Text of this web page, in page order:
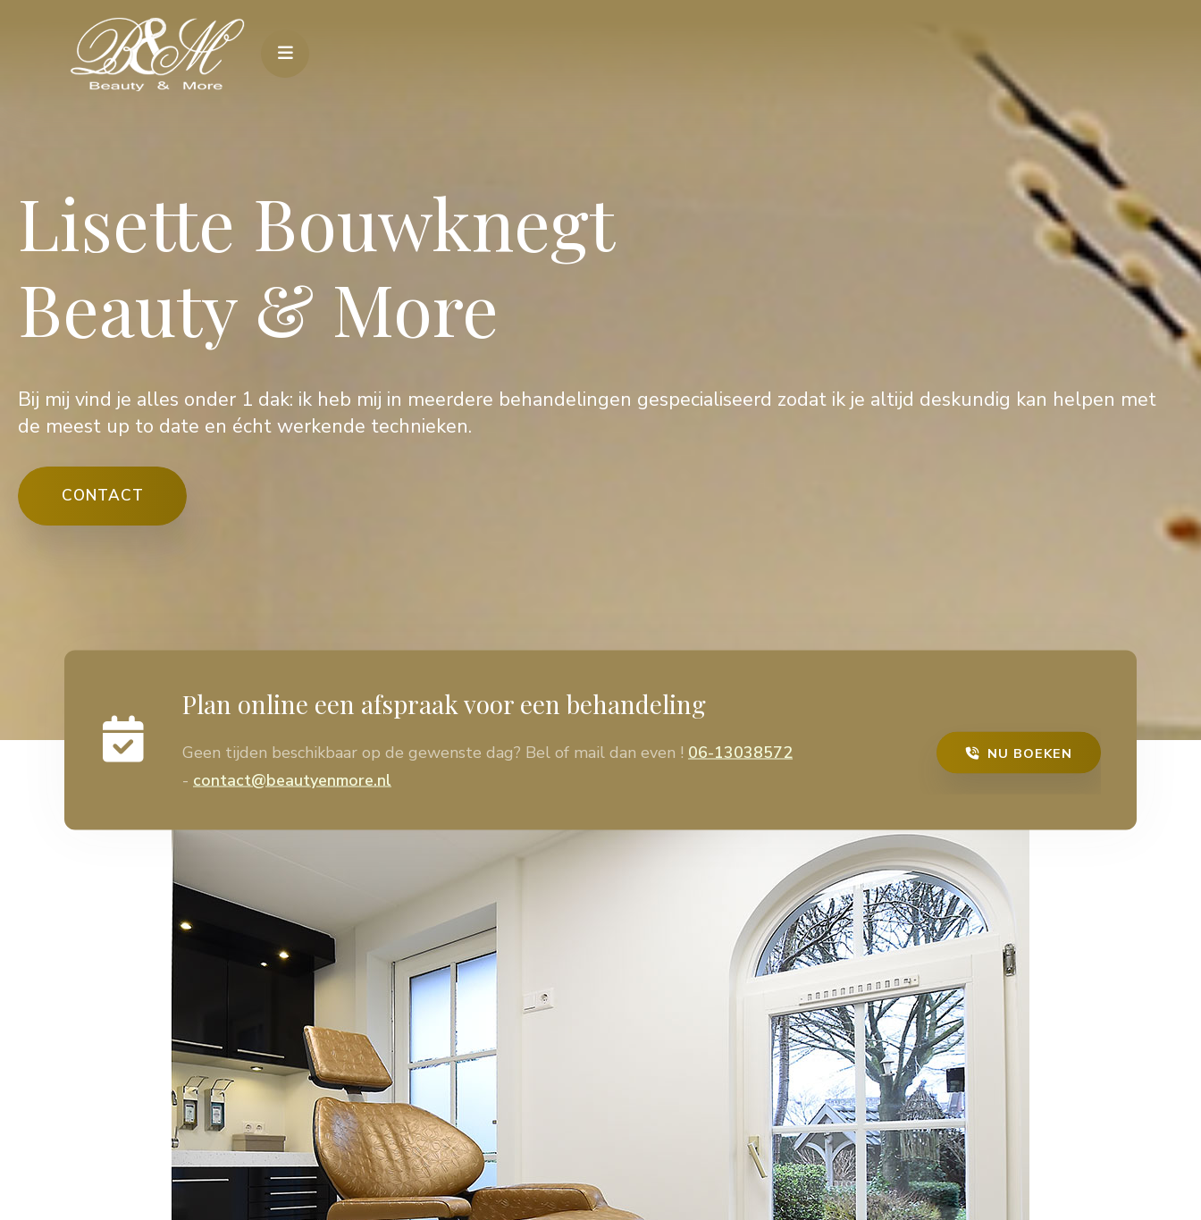
Lisette Bouwknegt
Beauty & More
Bij mij vind je alles onder 1 dak: ik heb mij in meerdere behandelingen gespecialiseerd zodat ik je altijd deskundig kan helpen met
de meest up to date en écht werkende technieken.
CONTACT
Plan online een afspraak voor een behandeling
Geen tijden beschikbaar op de gewenste dag? Bel of mail dan even ! 06-13038572
- contact@beautyenmore.nl
NU BOEKEN